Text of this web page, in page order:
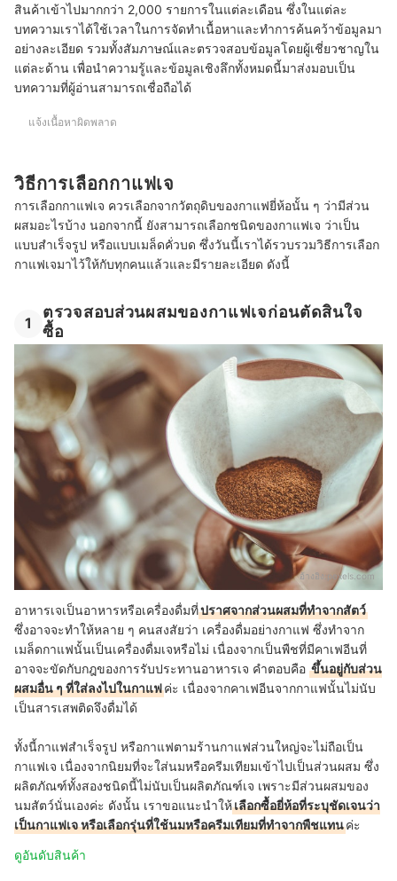
สินค้าเข้าไปมากกว่า 2,000 รายการในแต่ละเดือน ซึ่งในแต่ละ
บทความเราได้ใช้เวลาในการจัดทำเนื้อหาและทำการค้นคว้าข้อมูลมา
อย่างละเอียด รวมทั้งสัมภาษณ์และตรวจสอบข้อมูลโดยผู้เชี่ยวชาญใน
แต่ละด้าน เพื่อนำความรู้และข้อมูลเชิงลึกทั้งหมดนี้มาส่งมอบเป็น
บทความที่ผู้อ่านสามารถเชื่อถือได้
แจ้งเนื้อหาผิดพลาด
วิธีการเลือกกาแฟเจ
การเลือกกาแฟเจ ควรเลือกจากวัตถุดิบของกาแฟยี่ห้อนั้น ๆ ว่ามีส่วน
ผสมอะไรบ้าง นอกจากนี้ ยังสามารถเลือกชนิดของกาแฟเจ ว่าเป็น
แบบสำเร็จรูป หรือแบบเมล็ดคั่วบด ซึ่งวันนี้เราได้รวบรวมวิธีการเลือก
กาแฟเจมาไว้ให้กับทุกคนแล้วและมีรายละเอียด ดังนี้
1
ตรวจสอบส่วนผสมของกาแฟเจก่อนตัดสินใจ
ซื้อ
อ้างอิง:pexels.com
อาหารเจเป็นอาหารหรือเครื่องดื่มที่ปราศจากส่วนผสมที่ทำจากสัตว์
ซึ่งอาจจะทำให้หลาย ๆ คนสงสัยว่า เครื่องดื่มอย่างกาแฟ ซึ่งทำจาก
เมล็ดกาแฟนั้นเป็นเครื่องดื่มเจหรือไม่ เนื่องจากเป็นพืชที่มีคาเฟอีนที่
อาจจะขัดกับกฎของการรับประทานอาหารเจ คำตอบคือ ขึ้นอยู่กับส่วน
ผสมอื่น ๆ ที่ใส่ลงไปในกาแฟค่ะ เนื่องจากคาเฟอีนจากกาแฟนั้นไม่นับ
เป็นสารเสพติดจึงดื่มได้
ทั้งนี้กาแฟสำเร็จรูป หรือกาแฟตามร้านกาแฟส่วนใหญ่จะไม่ถือเป็น
กาแฟเจ เนื่องจากนิยมที่จะใส่นมหรือครีมเทียมเข้าไปเป็นส่วนผสม ซึ่ง
ผลิตภัณฑ์ทั้งสองชนิดนี้ไม่นับเป็นผลิตภัณฑ์เจ เพราะมีส่วนผสมของ
นมสัตว์นั่นเองค่ะ ดังนั้น เราขอแนะนำให้เลือกซื้อยี่ห้อที่ระบุชัดเจนว่า
เป็นกาแฟเจ หรือเลือกรุ่นที่ใช้นมหรือครีมเทียมที่ทำจากพืชแทนค่ะ
ดูอันดับสินค้า